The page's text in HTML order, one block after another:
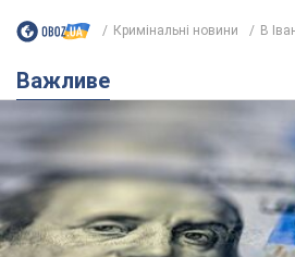
мобільних операторів: що не
Як не потрапити в пастку шахраїв
12 часов назад
Найдорожчий футболіст
забив "Карабаху" вже на 10-й
матчу. Відео